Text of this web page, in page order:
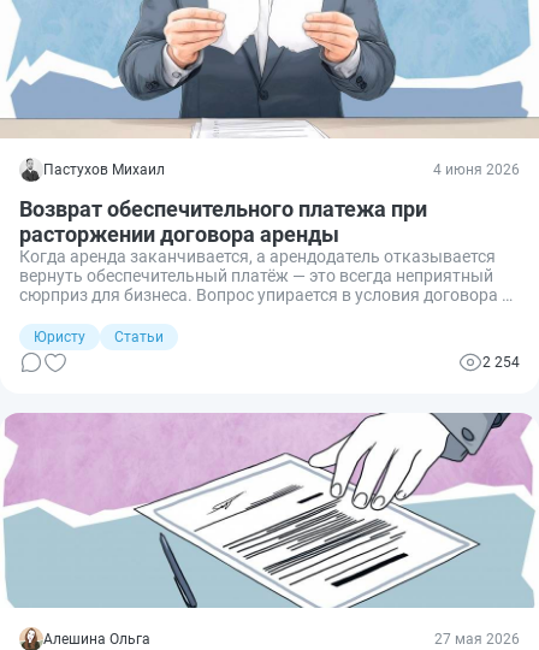
Пастухов Михаил 4 июня 2026
Возврат обеспечительного платежа при
расторжении договора аренды
Когда аренда заканчивается, а арендодатель отказывается
вернуть обеспечительный платёж — это всегда неприятный
сюрприз для бизнеса. Вопрос упирается в условия договора и
случаях платёж можно вернуть, а в каких он остаётся у
арендодателя, и как грамотно выстроить процедуру возврата
при расторжении.
Юристу
Статьи
2 254
Алешина Ольга 27 мая 2026